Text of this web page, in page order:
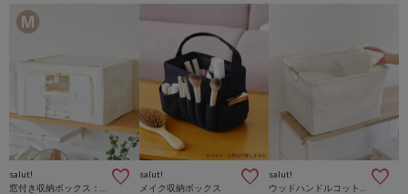
salut!
salut!
メイク収納ボックス
salut!